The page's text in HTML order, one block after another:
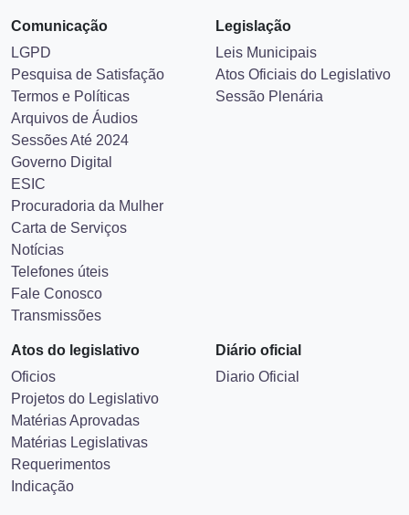
Comunicação
LGPD
Pesquisa de Satisfação
Termos e Políticas
Arquivos de Áudios
Sessões Até 2024
Governo Digital
ESIC
Procuradoria da Mulher
Carta de Serviços
Notícias
Telefones úteis
Fale Conosco
Transmissões
Legislação
Leis Municipais
Atos Oficiais do Legislativo
Sessão Plenária
Atos do legislativo
Oficios
Projetos do Legislativo
Matérias Aprovadas
Matérias Legislativas
Requerimentos
Indicação
Diário oficial
Diario Oficial